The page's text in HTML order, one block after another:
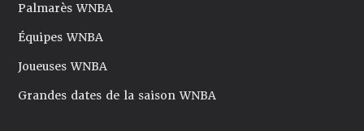
Palmarès WNBA
Équipes WNBA
Joueuses WNBA
Grandes dates de la saison WNBA